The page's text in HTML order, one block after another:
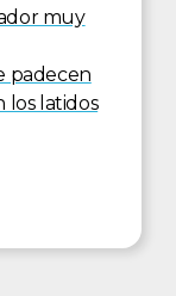
muy
padecen
los latidos